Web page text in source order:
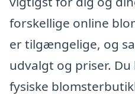
forskellige online
er tilgængelige, og
udvalgt og priser.
fysiske